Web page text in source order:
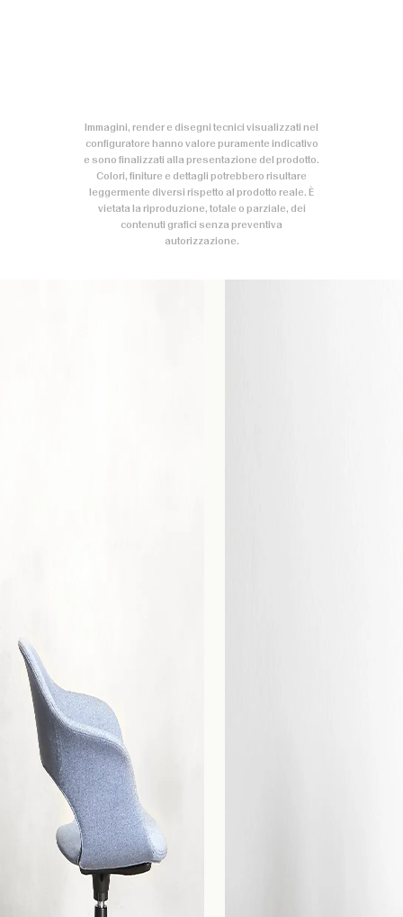
Immagini, render e disegni tecnici visualizzati nel
configuratore hanno valore puramente indicativo
e sono finalizzati alla presentazione del prodotto.
Colori, finiture e dettagli potrebbero risultare
leggermente diversi rispetto al prodotto reale. È
vietata la riproduzione, totale o parziale, dei
contenuti grafici senza preventiva
autorizzazione.